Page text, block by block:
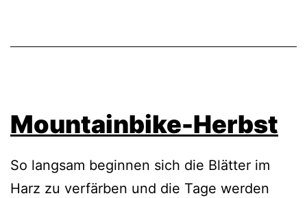
Mountainbike-Herbst
So langsam beginnen sich die Blätter im
Harz zu verfärben und die Tage werden